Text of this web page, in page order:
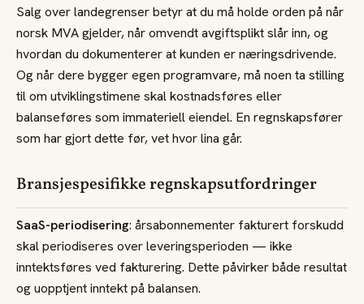
Salg over landegrenser betyr at du må holde orden på når
norsk MVA gjelder, når omvendt avgiftsplikt slår inn, og
hvordan du dokumenterer at kunden er næringsdrivende.
Og når dere bygger egen programvare, må noen ta stilling
til om utviklingstimene skal kostnadsføres eller
balanseføres som immateriell eiendel. En regnskapsfører
som har gjort dette før, vet hvor lina går.
Bransjespesifikke regnskapsutfordringer
SaaS-periodisering: årsabonnementer fakturert forskudd
skal periodiseres over leveringsperioden — ikke
inntektsføres ved fakturering. Dette påvirker både resultat
og uopptjent inntekt på balansen.